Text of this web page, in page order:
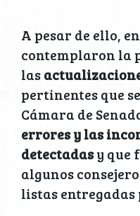
A pesar de ello,
contemplaron la
las
pertinentes que
Cámara de
errores y las
detectadasy que
algunos
listas